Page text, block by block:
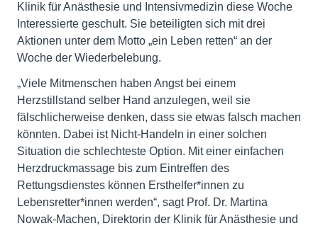
Klinik für Anästhesie und Intensivmedizin diese Woche
Interessierte geschult. Sie beteiligten sich mit drei
Aktionen unter dem Motto „ein Leben retten“ an der
Woche der Wiederbelebung.
„Viele Mitmenschen haben Angst bei einem
Herzstillstand selber Hand anzulegen, weil sie
fälschlicherweise denken, dass sie etwas falsch machen
könnten. Dabei ist Nicht-Handeln in einer solchen
Situation die schlechteste Option. Mit einer einfachen
Herzdruckmassage bis zum Eintreffen des
Rettungsdienstes können Ersthelfer*innen zu
Lebensretter*innen werden“, sagt Prof. Dr. Martina
Nowak-Machen, Direktorin der Klinik für Anästhesie und